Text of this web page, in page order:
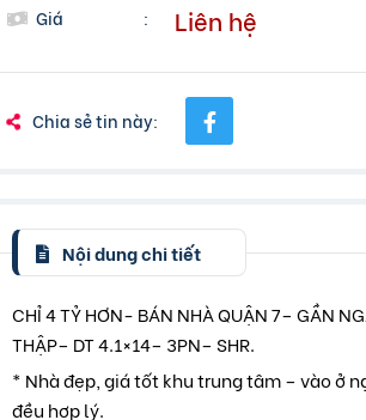
Giá
: Liên hệ
Chia sẻ tin này:
Nội dung chi tiết
CHỈ 4 TỶ HƠN- BÁN NHÀ QUẬN 7– GẦN
THẬP– DT 4.1×14– 3PN– SHR.
* Nhà đẹp, giá tốt khu trung tâm – vào ở
đều hợp lý.